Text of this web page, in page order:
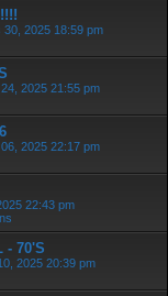
30, 2025 18:59 pm
2025 21:55 pm
2025 22:17 pm
22:43 pm
- 70'S
2025 20:39 pm